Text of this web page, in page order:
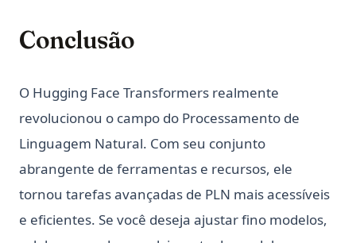
Conclusão
O Hugging Face Transformers realmente
revolucionou o campo do Processamento de
Linguagem Natural. Com seu conjunto
abrangente de ferramentas e recursos, ele
tornou tarefas avançadas de PLN mais acessíveis
e eficientes. Se você deseja ajustar fino modelos,